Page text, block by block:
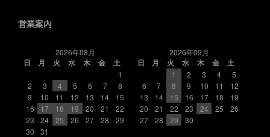
営業案内
2026年08月
日
月 火 水 木 金
土
1
2
3 4 5 6 7
8
9
10 11 12 13 14
15
16
17 18 19 20 21
22
23
24 25 26 27 28
29
30
31
2026年09月
日
月 火 水 木 金
土
1
2 3 4
5
6
7 8 9 10 11
12
13
14 15 16 17 18
19
20
21 22 23 24 25
26
27
28 29 30